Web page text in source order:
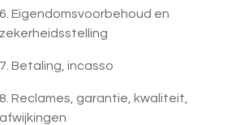
6. Eigendomsvoorbehoud en
zekerheidsstelling
7. Betaling, incasso
8. Reclames, garantie, kwaliteit,
afwijkingen